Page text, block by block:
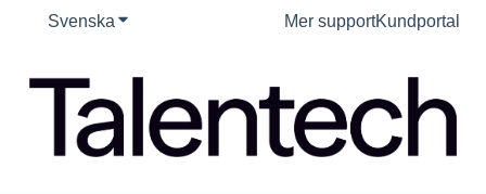
Svenska Visa undermenyer för översättningar
Mer supportKundportal